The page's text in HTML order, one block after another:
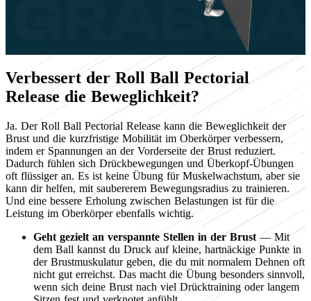
Verbessert der Roll Ball Pectorial
Release die Beweglichkeit?
Ja. Der Roll Ball Pectorial Release kann die Beweglichkeit der
Brust und die kurzfristige Mobilität im Oberkörper verbessern,
indem er Spannungen an der Vorderseite der Brust reduziert.
Dadurch fühlen sich Drückbewegungen und Überkopf-Übungen
oft flüssiger an. Es ist keine Übung für Muskelwachstum, aber sie
kann dir helfen, mit saubererem Bewegungsradius zu trainieren.
Und eine bessere Erholung zwischen Belastungen ist für die
Leistung im Oberkörper ebenfalls wichtig.
Geht gezielt an verspannte Stellen in der Brust — Mit
dem Ball kannst du Druck auf kleine, hartnäckige Punkte in
der Brustmuskulatur geben, die du mit normalem Dehnen oft
nicht gut erreichst. Das macht die Übung besonders sinnvoll,
wenn sich deine Brust nach viel Drücktraining oder langem